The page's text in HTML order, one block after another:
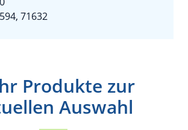
71632
Produkte zur
Auswahl